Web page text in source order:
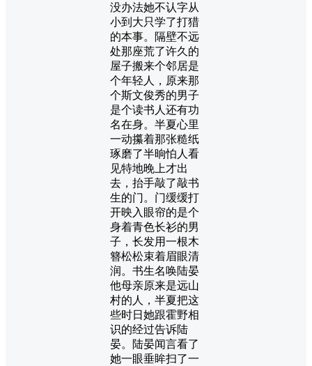
没办法她不认字从
小到大只学了打猎
的本事。隔壁不远
处那座荒了许久的
屋子搬来个邻居是
个年轻人，原来那
个斯文俊秀的男子
是个读书人还有功
名在身。半夏心里
一动攥着那张糙纸
琢磨了半晌怕人看
见特地晚上才出
去，抬手敲了敲书
生的门。门缓缓打
开映入眼帘的是个
身着青色长衫的男
子，长发用一根木
簪松松束着眉眼清
润。书生名唤陆晏
他母亲原来是远山
村的人，半夏把这
些时日她跟霍野相
识的经过告诉陆
晏。陆晏闻言看了
她一眼垂眸扫了一